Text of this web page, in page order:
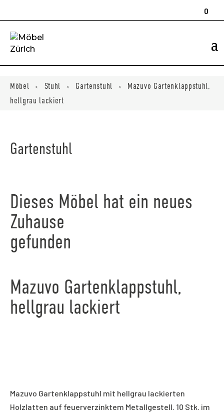
0
Möbel < Stuhl < Gartenstuhl <
Mazuvo Gartenklappstuhl,
hellgrau lackiert
Gartenstuhl
Dieses Möbel hat ein neues
Zuhause
gefunden
Mazuvo Gartenklappstuhl,
hellgrau lackiert
Mazuvo Gartenklappstuhl mit hellgrau lackierten
Holzlatten auf feuerverzinktem Metallgestell. 10 Stk. im